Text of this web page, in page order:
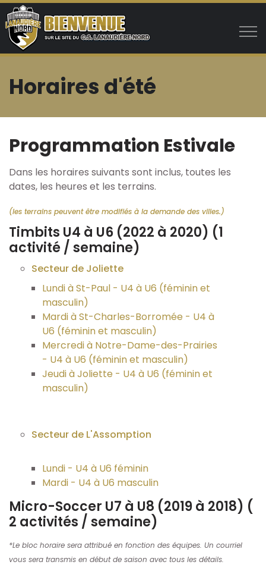
Aller au contenu principal
Club
Programmes
Programme automne CDC avancé
Programme été
Horaires d'été
Inscriptions d'été
Rencontre de parents
Journées de compétition
Académie LanauNord
Camps spécialisés
Programme hiver
Joueurs
Arbitre
Horaires d'été
Programmation Estivale
Dans les horaires suivants sont inclus, toutes les
dates, les heures et les terrains.
(les terrains peuvent être modifiés à la demande des villes.)
Timbits U4 à U6 (2022 à 2020) (1
activité / semaine)
Secteur de Joliette
Lundi à St-Paul - U4 à U6 (féminin et
masculin)
Mardi à St-Charles-Borromée - U4 à
U6 (féminin et masculin)
Mercredi à Notre-Dame-des-Prairies
- U4 à U6 (féminin et masculin)
Jeudi à Joliette - U4 à U6 (féminin et
masculin)
Secteur de L'Assomption
Lundi - U4 à U6 féminin
Mardi - U4 à U6 masculin
Micro-Soccer U7 à U8 (2019 à 2018) (
2 activités / semaine)
*Le bloc horaire sera attribué en fonction des équipes. Un courriel
vous sera transmis en début de saison avec tous les détails.